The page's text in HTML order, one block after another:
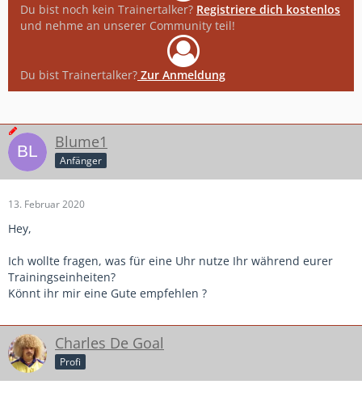
Du bist noch kein Trainertalker? Registriere dich kostenlos
und nehme an unserer Community teil!
Du bist Trainertalker? Zur Anmeldung
Blume1
Anfänger
13. Februar 2020
Hey,
Ich wollte fragen, was für eine Uhr nutze Ihr während eurer
Trainingseinheiten?
Könnt ihr mir eine Gute empfehlen ?
Charles De Goal
Profi